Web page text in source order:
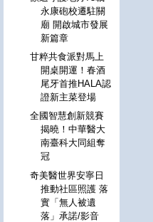
永康砲校遷駐關
廟 開啟城市發展
新篇章
甘粹共食派對馬上
開桌開運！春酒
尾牙首推HALA認
證新主菜登場
全國智慧創新競賽
揭曉！中華醫大
南臺科大同組奪
冠
奇美醫世界安寧日
推動社區照護 落
實「無人被遺
落」承諾/影音